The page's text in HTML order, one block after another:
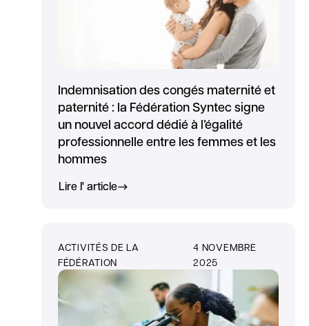
Indemnisation des congés maternité et
paternité : la Fédération Syntec signe
un nouvel accord dédié à l’égalité
professionnelle entre les femmes et les
hommes
Lire l' article
ACTIVITÉS DE LA
FÉDÉRATION
4 NOVEMBRE
2025